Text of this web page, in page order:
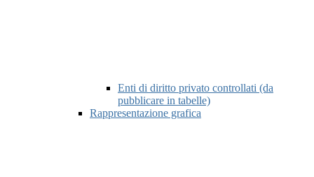
Enti di diritto privato controllati (da
pubblicare in tabelle)
Rappresentazione grafica